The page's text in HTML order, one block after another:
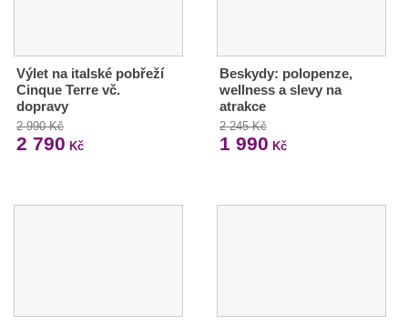
Výlet na italské pobřeží
Cinque Terre vč.
dopravy
2 990 Kč
2 790 Kč
Beskydy: polopenze,
wellness a slevy na
atrakce
2 245 Kč
1 990 Kč